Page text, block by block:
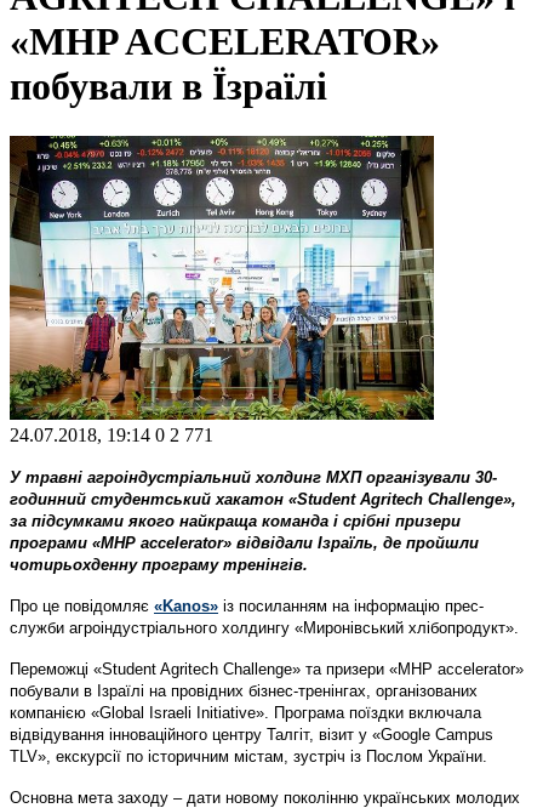
«MHP ACCELERATOR»
побували в Їзраїлі
24.07.2018, 19:14 0 2 771
У травні агроіндустріальний холдинг МХП організували 30-
годинний студентський хакатон «Student Agritech Challenge»,
за підсумками якого найкраща команда і срібні призери
програми «MHP accelerator» відвідали Ізраїль, де пройшли
чотирьохденну програму тренінгів.
Про це повідомляє «Kanos» із посиланням на інформацію прес-
служби агроіндустріального холдингу «Миронівський хлібопродукт».
Переможці «Student Agritech Challenge» та призери «MHP accelerator»
побували в Ізраїлі на провідних бізнес-тренінгах, організованих
компанією «Global Israeli Initiative». Програма поїздки включала
відвідування інноваційного центру Талгіт, візит у «Google Campus
TLV», екскурсії по історичним містам, зустріч із Послом України.
Основна мета заходу – дати новому поколінню українських молодих